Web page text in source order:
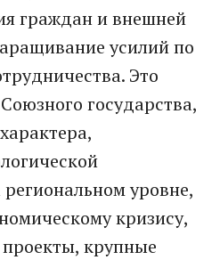
граждан и внешней
усилий по
Это
государства,
уровне,
кризису,
крупные